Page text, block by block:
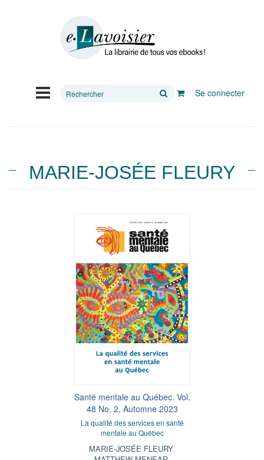
Rechercher
Se connecter
MARIE-JOSÉE FLEURY
Santé mentale au Québec. Vol.
48 No. 2, Automne 2023
La qualité des services en santé
mentale au Québec
MARIE-JOSÉE FLEURY,